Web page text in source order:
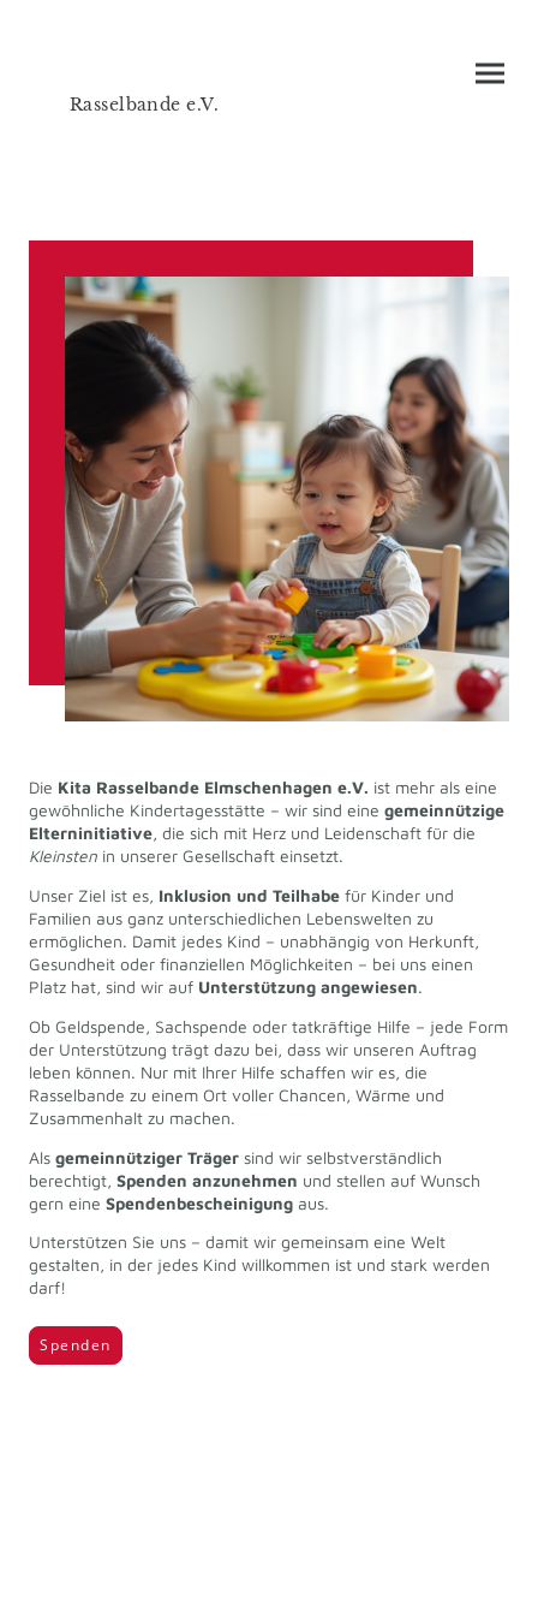
Rasselbande e.V.
Die Kita Rasselbande Elmschenhagen e.V. ist mehr als eine
gewöhnliche Kindertagesstätte – wir sind eine gemeinnützige
Elterninitiative, die sich mit Herz und Leidenschaft für die
Kleinsten in unserer Gesellschaft einsetzt.
Unser Ziel ist es, Inklusion und Teilhabe für Kinder und
Familien aus ganz unterschiedlichen Lebenswelten zu
ermöglichen. Damit jedes Kind – unabhängig von Herkunft,
Gesundheit oder finanziellen Möglichkeiten – bei uns einen
Platz hat, sind wir auf Unterstützung angewiesen.
Ob Geldspende, Sachspende oder tatkräftige Hilfe – jede Form
der Unterstützung trägt dazu bei, dass wir unseren Auftrag
leben können. Nur mit Ihrer Hilfe schaffen wir es, die
Rasselbande zu einem Ort voller Chancen, Wärme und
Zusammenhalt zu machen.
Als gemeinnütziger Träger sind wir selbstverständlich
berechtigt, Spenden anzunehmen und stellen auf Wunsch
gern eine Spendenbescheinigung aus.
Unterstützen Sie uns – damit wir gemeinsam eine Welt
gestalten, in der jedes Kind willkommen ist und stark werden
darf!
Spenden